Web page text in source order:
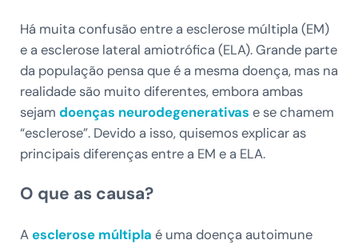
Há muita confusão entre a esclerose múltipla (EM)
e a esclerose lateral amiotrófica (ELA). Grande parte
da população pensa que é a mesma doença, mas na
realidade são muito diferentes, embora ambas
sejam doenças neurodegenerativas e se chamem
“esclerose”. Devido a isso, quisemos explicar as
principais diferenças entre a EM e a ELA.
O que as causa?
Aesclerose múltipla é uma doença autoimune